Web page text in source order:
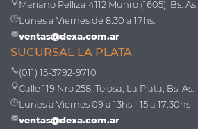
Mariano Pelliza 4112 Munro (1605), Bs. As.
Lunes a Viernes de 8:30 a 17hs.
ventas@dexa.com.ar
SUCURSAL LA PLATA
(011) 15-3792-9710
Calle 119 Nro 258, Tolosa, La Plata, Bs. As.
Lunes a Viernes 09 a 13hs - 15 a 17:30hs
ventas@dexa.com.ar